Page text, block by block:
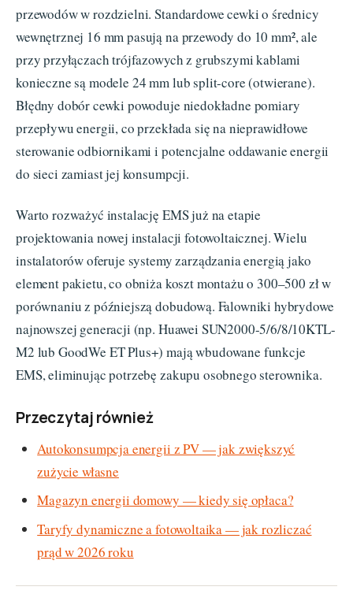
przewodów w rozdzielni. Standardowe cewki o średnicy
wewnętrznej 16 mm pasują na przewody do 10 mm², ale
przy przyłączach trójfazowych z grubszymi kablami
konieczne są modele 24 mm lub split-core (otwierane).
Błędny dobór cewki powoduje niedokładne pomiary
przepływu energii, co przekłada się na nieprawidłowe
sterowanie odbiornikami i potencjalne oddawanie energii
do sieci zamiast jej konsumpcji.
Warto rozważyć instalację EMS już na etapie
projektowania nowej instalacji fotowoltaicznej. Wielu
instalatorów oferuje systemy zarządzania energią jako
element pakietu, co obniża koszt montażu o 300–500 zł w
porównaniu z późniejszą dobudową. Falowniki hybrydowe
najnowszej generacji (np. Huawei SUN2000-5/6/8/10KTL-
M2 lub GoodWe ET Plus+) mają wbudowane funkcje
EMS, eliminując potrzebę zakupu osobnego sterownika.
Przeczytaj również
Autokonsumpcja energii z PV — jak zwiększyć
zużycie własne
Magazyn energii domowy — kiedy się opłaca?
Taryfy dynamiczne a fotowoltaika — jak rozliczać
prąd w 2026 roku